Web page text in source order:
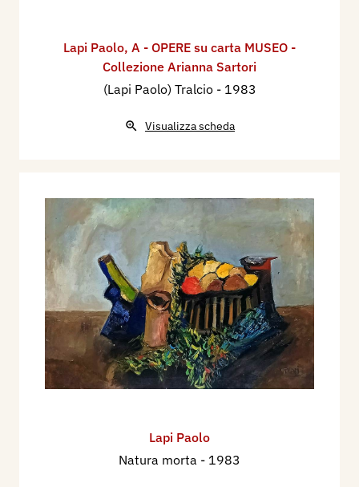
Lapi Paolo, A - OPERE su carta MUSEO -
Collezione Arianna Sartori
(Lapi Paolo) Tralcio - 1983
Visualizza scheda
Lapi Paolo
Natura morta - 1983